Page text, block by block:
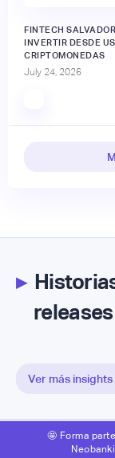
FINTECH
INVERTIR DESDE
CRIPTOMONEDAS
July 24, 2026
▸
releases
Ver más
🤩 Forma